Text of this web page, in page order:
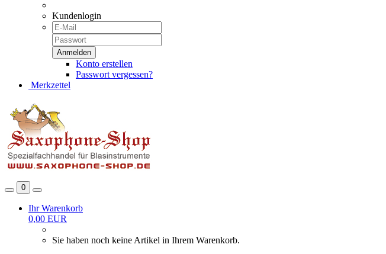
Kundenlogin
Konto erstellen
Passwort vergessen?
Merkzettel
0
Ihr Warenkorb
0,00 EUR
Sie haben noch keine Artikel in Ihrem Warenkorb.